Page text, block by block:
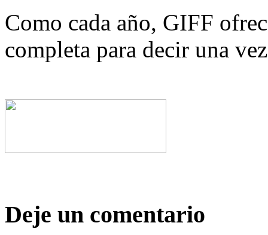
Como cada año, GIFF
completa para decir una
Deje un comentario